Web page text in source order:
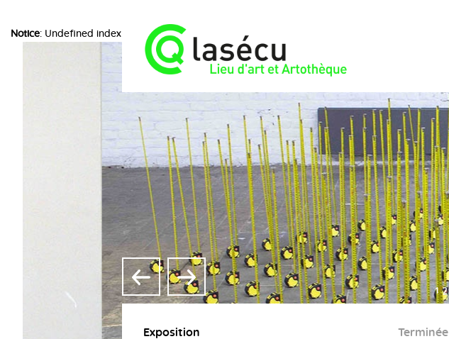
Notice: Undefined index: choice in/home/lasecuorpb/www/include/function.inc.php
1 2
Exposition Terminée